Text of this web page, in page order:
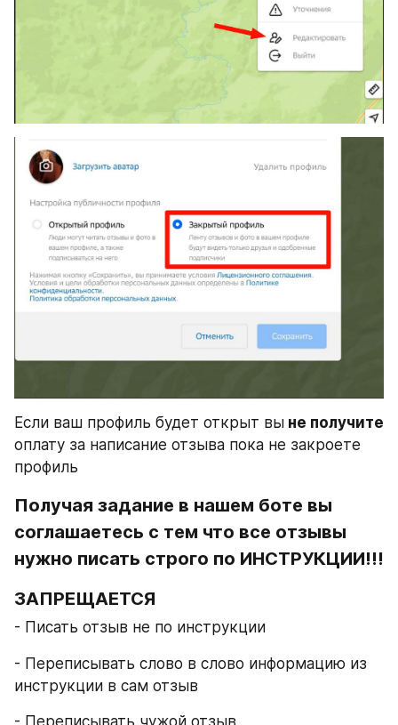
Если ваш профиль будет открыт вы не получите
оплату за написание отзыва пока не закроете
профиль
Получая задание в нашем боте вы
соглашаетесь с тем что все отзывы
нужно писать строго по ИНСТРУКЦИИ!!!
ЗАПРЕЩАЕТСЯ
- Писать отзыв не по инструкции
- Переписывать слово в слово информацию из
инструкции в сам отзыв
- Переписывать чужой отзыв